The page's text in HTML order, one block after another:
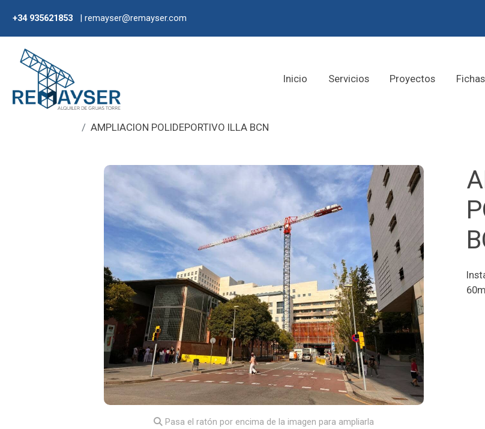
+34 935621853| remayser@remayser.com
Inicio Servicios Proyectos
AMPLIACION POLIDEPORTIVO ILLA BCN
Pasa el ratón por encima de la imagen para ampliarla